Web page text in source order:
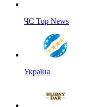
ЧС Top News
Україна